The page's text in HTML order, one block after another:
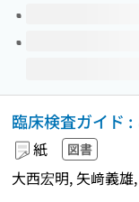
臨床検査ガイド
紙 図書
大西宏明, 矢﨑義